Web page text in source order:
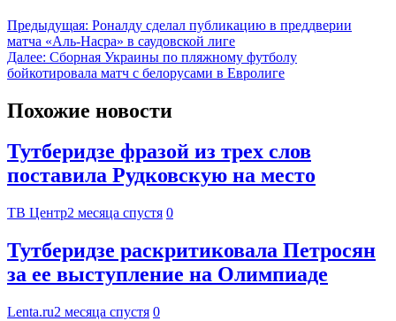
Предыдущая: Роналду сделал публикацию в преддверии
матча «Аль-Насра» в саудовской лиге
Далее: Сборная Украины по пляжному футболу
бойкотировала матч с белорусами в Евролиге
Похожие новости
Тутберидзе фразой из трех слов
поставила Рудковскую на место
ТВ Центр2 месяца спустя 0
Тутберидзе раскритиковала Петросян
за ее выступление на Олимпиаде
Lenta.ru2 месяца спустя 0